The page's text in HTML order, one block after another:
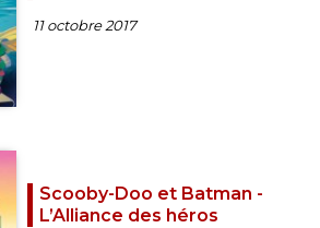
11 octobre 2017
Scooby-Doo et Batman -
L’Alliance des héros